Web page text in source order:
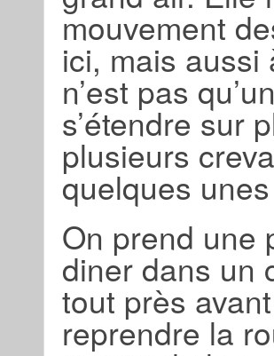
mouvement
ici, mais aussi
n’est pas
s’étendre sur
plusieurs
quelques
On prend une
diner dans un
tout près
reprendre la